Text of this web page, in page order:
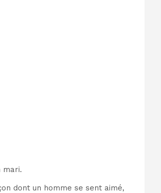
mari.
dont un homme se sent aimé,